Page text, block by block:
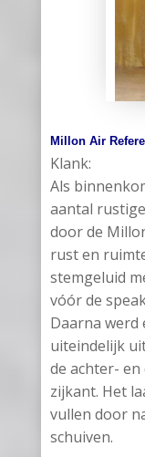
Millon Air
Klank:
Als
aantal
door de
rust en
stemgeluid
vóór de
Daarna werd
uiteindelijk
de achter- en
zijkant. Het
vullen door
schuiven.